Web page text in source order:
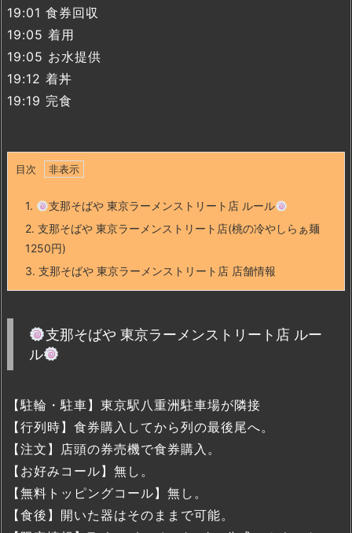
19:01 食券回収
19:05 着用
19:05 お水提供
19:12 着丼
19:19 完食
目次
1.
支那そばや 東京ラーメンストリート店 ルール
2. 支那そばや 東京ラーメンストリート店(桃の冷やしらぁ麺
1250円)
3. 支那そばや 東京ラーメンストリート店 店舗情報
支那そばや 東京ラーメンストリート店 ルー
ル
【駐輪・駐車】東京駅八重洲駐車場が隣接
【行列時】食券購入してから列の最後尾へ。
【注文】店頭の券売機で食券購入。
【お好みコール】無し。
【無料トッピングコール】無し。
【食後】開いた器はそのままで可能。